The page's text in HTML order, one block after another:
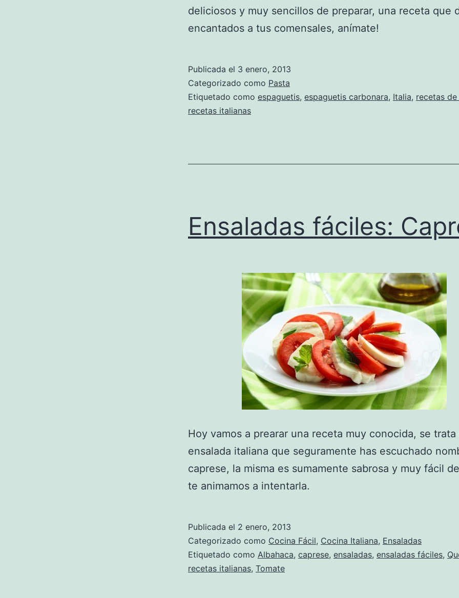
deliciosos y muy sencillos de preparar, una receta que
encantados a tus comensales, anímate!
Publicada el 3 enero, 2013
Categorizado como Pasta
Etiquetado como espaguetis, espaguetis carbonara, Italia, recetas
recetas italianas
Ensaladas fáciles:
Hoy vamos a prearar una receta muy conocida, se trata
ensalada italiana que seguramente has escuchado
caprese, la misma es sumamente sabrosa y muy fácil
te animamos a intentarla.
Publicada el 2 enero, 2013
Categorizado como Cocina Fácil, Cocina Italiana, Ensaladas
Etiquetado como Albahaca, caprese, ensaladas, ensaladas fáciles,
recetas italianas, Tomate